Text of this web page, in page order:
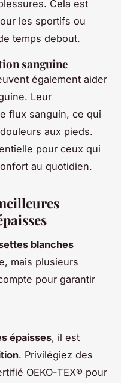
Cela est
les sportifs ou
temps debout.
sanguine
également aider
Leur
flux sanguin, ce qui
aux pieds.
pour ceux qui
au quotidien.
blanches
mais plusieurs
pour garantir
épaisses, il est
. Privilégiez des
OEKO-TEX® pour